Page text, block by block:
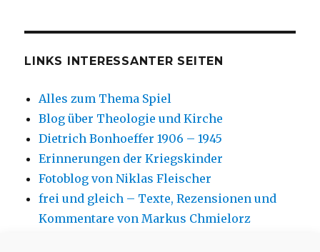
LINKS INTERESSANTER SEITEN
Alles zum Thema Spiel
Blog über Theologie und Kirche
Dietrich Bonhoeffer 1906 – 1945
Erinnerungen der Kriegskinder
Fotoblog von Niklas Fleischer
frei und gleich – Texte, Rezensionen und
Kommentare von Markus Chmielorz